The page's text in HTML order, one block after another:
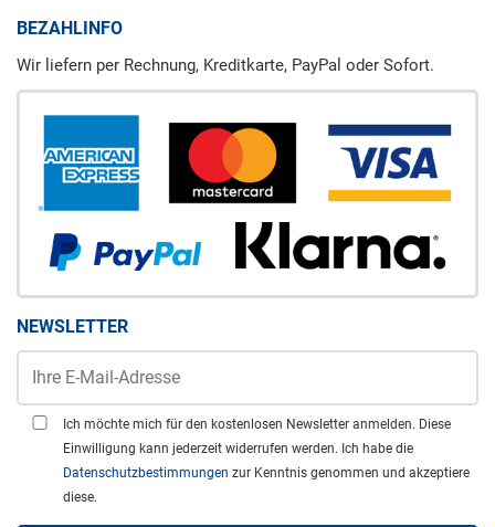
BEZAHLINFO
Wir liefern per Rechnung, Kreditkarte, PayPal oder Sofort.
NEWSLETTER
Ich möchte mich für den kostenlosen Newsletter anmelden. Diese
Einwilligung kann jederzeit widerrufen werden. Ich habe die
Datenschutzbestimmungen zur Kenntnis genommen und akzeptiere
diese.